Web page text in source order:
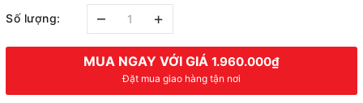
Số lượng: – +
MUA NGAY VỚI GIÁ 1.960.000₫
Đặt mua giao hàng tận nơi